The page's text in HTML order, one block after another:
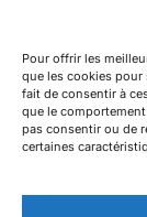
Pour offrir les
que les cookies pour
fait de consentir à
que le
pas consentir ou de
certaines
Politique de